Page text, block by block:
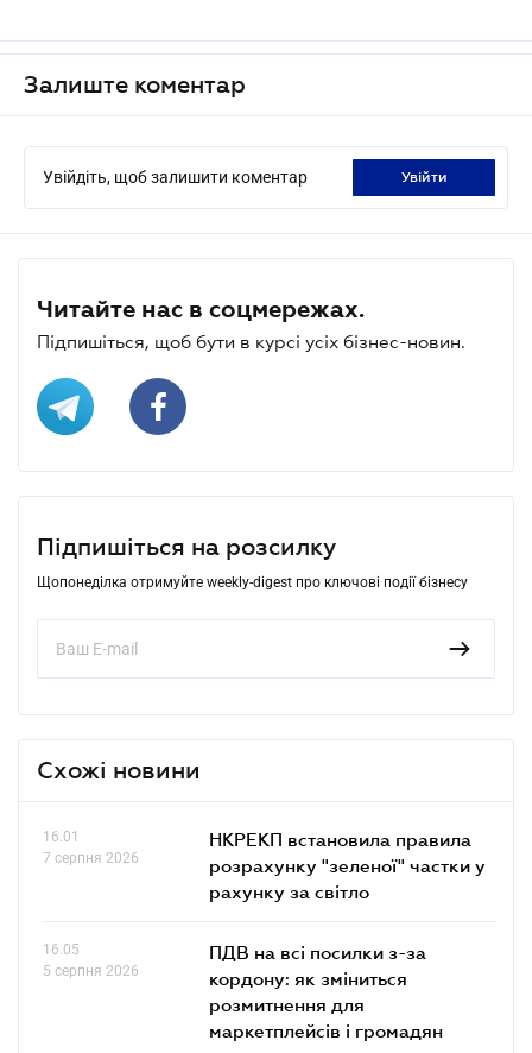
Залиште коментар
Увійдіть, щоб залишити коментар увійти
Читайте нас в соцмережах.
Підпишіться, щоб бути в курсі усіх бізнес-новин.
Підпишіться на розсилку
Щопонеділка отримуйте weekly-digest про ключові події бізнесу
Схожі новини
16.01
7 серпня 2026
НКРЕКП встановила правила
розрахунку "зеленої" частки у
рахунку за світло
16.05
5 серпня 2026
ПДВ на всі посилки з-за
кордону: як зміниться
розмитнення для
маркетплейсів і громадян